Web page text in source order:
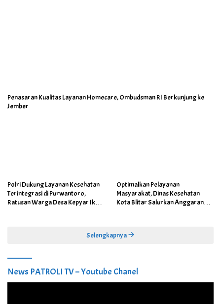
Penasaran Kualitas Layanan Homecare, Ombudsman RI Berkunjung ke
Jember
Polri Dukung Layanan Kesehatan
Terintegrasi di Purwantoro,
Ratusan Warga Desa Kepyar Ikuti
Optimalkan Pelayanan
Masyarakat, Dinas Kesehatan
Kota Blitar Salurkan Anggaran
Selengkapnya
News PATROLI TV – Youtube Chanel